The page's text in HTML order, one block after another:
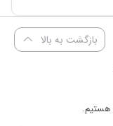
بازگشت به بالا